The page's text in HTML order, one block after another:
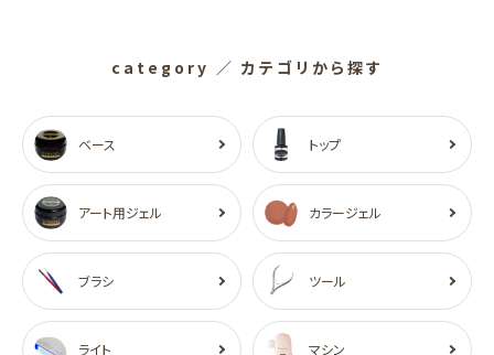
category ／ カテゴリから探す
ベース トップ
アート用ジェル カラージェル
ブラシ ツール
ライト マシン